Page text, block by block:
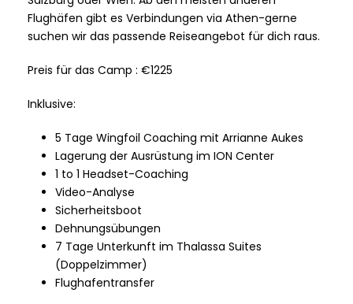
Flughäfen gibt es Verbindungen via Athen-gerne
suchen wir das passende Reiseangebot für dich raus.
Preis für das Camp : €1225
Inklusive:
5 Tage Wingfoil Coaching mit Arrianne Aukes
Lagerung der Ausrüstung im ION Center
1 to 1 Headset-Coaching
Video-Analyse
Sicherheitsboot
Dehnungsübungen
7 Tage Unterkunft im Thalassa Suites
(Doppelzimmer)
Flughafentransfer